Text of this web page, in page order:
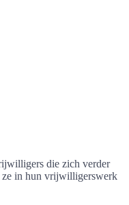
die zich verder
ze in hun vrijwilligerswerk